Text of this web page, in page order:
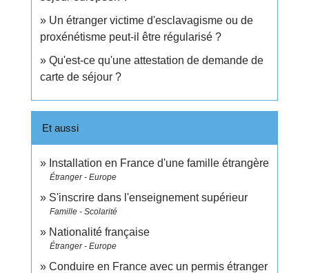
Un étranger victime d'esclavagisme ou de
proxénétisme peut-il être régularisé ?
Qu'est-ce qu'une attestation de demande de
carte de séjour ?
Et aussi
Installation en France d'une famille étrangère
Étranger - Europe
S'inscrire dans l'enseignement supérieur
Famille - Scolarité
Nationalité française
Étranger - Europe
Conduire en France avec un permis étranger